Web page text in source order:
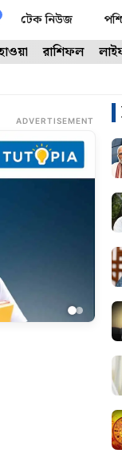
টেক নিউজ
রাশিফল
ADVERTISEMENT